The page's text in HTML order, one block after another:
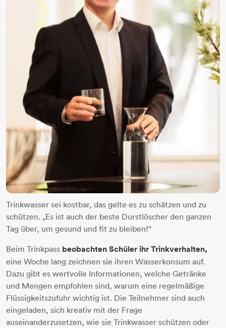
Trinkwasser sei kostbar, das gelte es zu schätzen und zu
schützen. „Es ist auch der beste Durstlöscher den ganzen
Tag über, um gesund und fit zu bleiben!“
Beim Trinkpass beobachten Schüler ihr Trinkverhalten,
eine Woche lang zeichnen sie ihren Wasserkonsum auf.
Dazu gibt es wertvolle Informationen, welche Getränke
und Mengen empfohlen sind, warum eine regelmäßige
Flüssigkeitszufuhr wichtig ist. Die Teilnehmer sind auch
eingeladen, sich kreativ mit der Frage
auseinanderzusetzen, wie sie Trinkwasser schützen oder